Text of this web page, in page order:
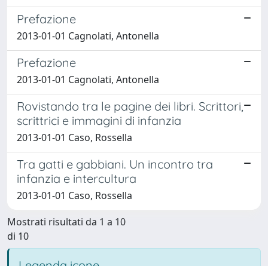
Prefazione
2013-01-01 Cagnolati, Antonella
Prefazione
2013-01-01 Cagnolati, Antonella
Rovistando tra le pagine dei libri. Scrittori,
scrittrici e immagini di infanzia
2013-01-01 Caso, Rossella
Tra gatti e gabbiani. Un incontro tra
infanzia e intercultura
2013-01-01 Caso, Rossella
Mostrati risultati da 1 a 10
di 10